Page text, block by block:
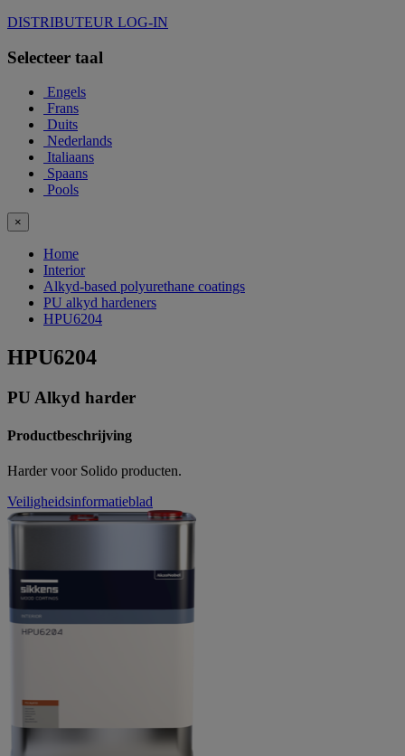
DISTRIBUTEUR LOG-IN
Selecteer taal
Engels
Frans
Duits
Nederlands
Italiaans
Spaans
Pools
×
Home
Interior
Alkyd-based polyurethane coatings
PU alkyd hardeners
HPU6204
HPU6204
PU Alkyd harder
Productbeschrijving
Harder voor Solido producten.
Veiligheidsinformatieblad